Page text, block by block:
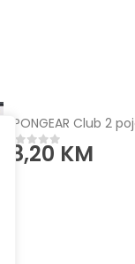
od 5
18,20 KM